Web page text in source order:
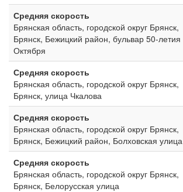
Средняя скорость
Брянская область, городской округ Брянск,
Брянск, Бежицкий район, бульвар 50-летия
Октября
Средняя скорость
Брянская область, городской округ Брянск,
Брянск, улица Чкалова
Средняя скорость
Брянская область, городской округ Брянск,
Брянск, Бежицкий район, Болховская улица
Средняя скорость
Брянская область, городской округ Брянск,
Брянск, Белорусская улица